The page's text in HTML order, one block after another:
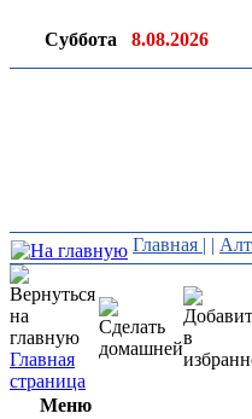
Суббота 8.08.2026
Главная | |
Главная
страница
Меню